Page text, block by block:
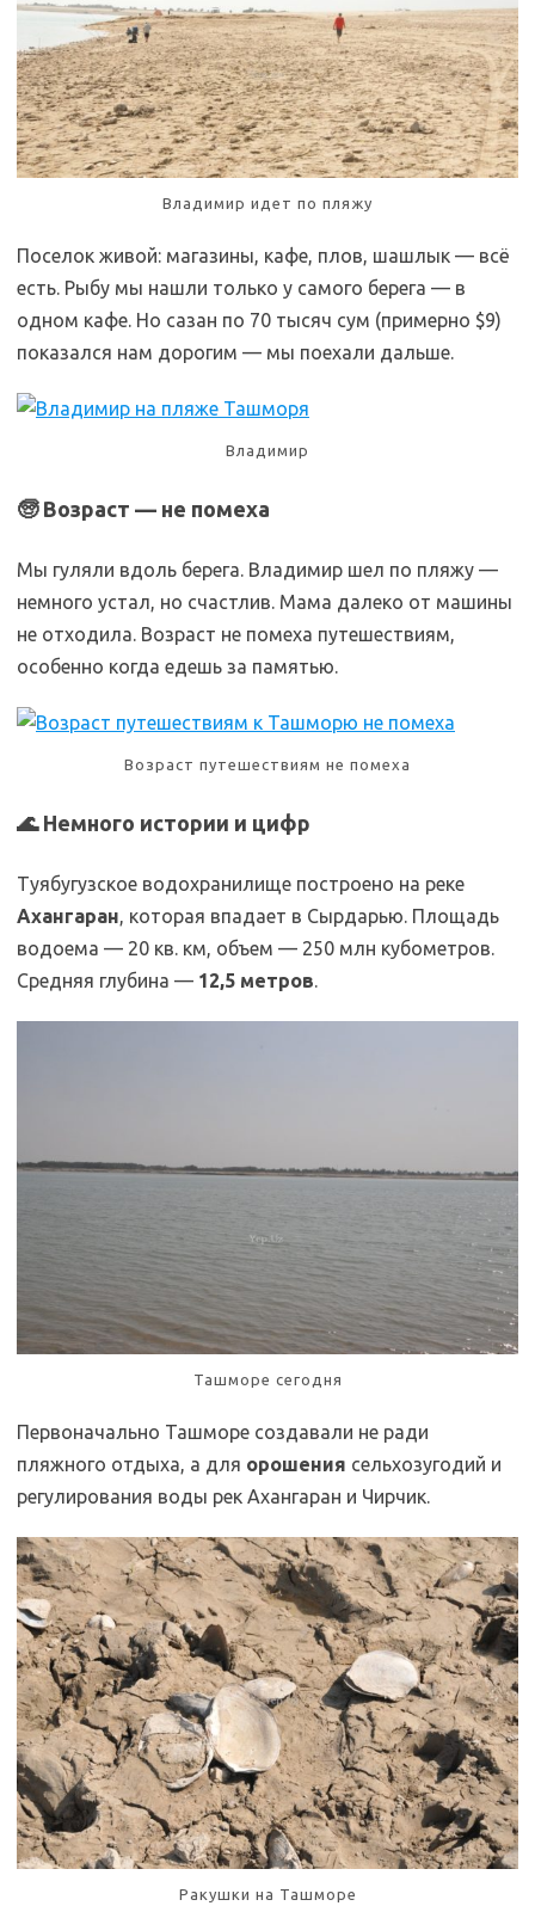
Владимир идет по пляжу
Поселок живой: магазины, кафе, плов, шашлык — всё
есть. Рыбу мы нашли только у самого берега — в
одном кафе. Но сазан по 70 тысяч сум (примерно $9)
показался нам дорогим — мы поехали дальше.
Владимир
🧓 Возраст — не помеха
Мы гуляли вдоль берега. Владимир шел по пляжу —
немного устал, но счастлив. Мама далеко от машины
не отходила. Возраст не помеха путешествиям,
особенно когда едешь за памятью.
Возраст путешествиям не помеха
🌊 Немного истории и цифр
Туябугузское водохранилище построено на реке
Ахангаран, которая впадает в Сырдарью. Площадь
водоема — 20 кв. км, объем — 250 млн кубометров.
Средняя глубина — 12,5 метров.
Ташморе сегодня
Первоначально Ташморе создавали не ради
пляжного отдыха, а для орошения сельхозугодий и
регулирования воды рек Ахангаран и Чирчик.
Ракушки на Ташморе